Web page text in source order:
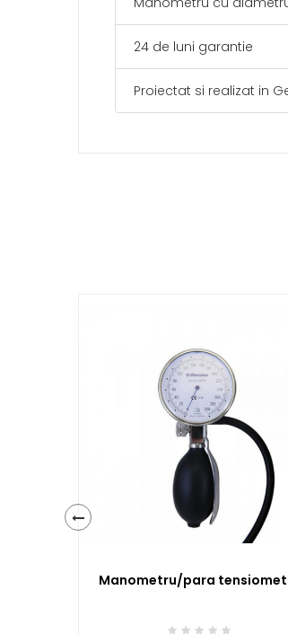
24 de luni garantie
Proiectat si realizat in
Manometru/para